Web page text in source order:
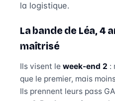
la logistique.
La bande de Léa, 4
maîtrisé
Ils visent le week-end 2 :
que le premier, mais
Ils prennent leurs pass